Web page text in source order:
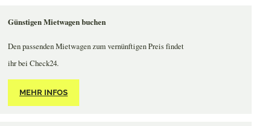
Günstigen Mietwagen buchen
Den passenden Mietwagen zum vernünftigen Preis findet
ihr bei Check24.
MEHR INFOS